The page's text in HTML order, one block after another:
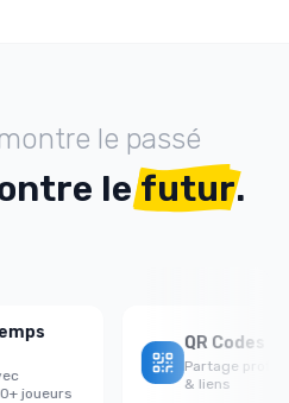
le passé
lefutur.
joueurs
QR Codes
Partage profils
& liens